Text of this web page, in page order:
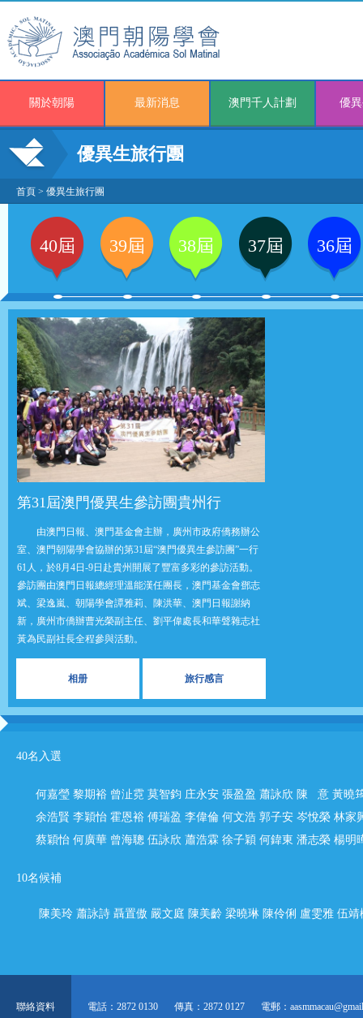
關於朝陽 最新消息 澳門千人計劃 優
優異生旅行團
首頁 > 優異生旅行團
40屆 39屆 38屆 37屆 36屆
第31屆澳門優異生參訪團貴州行
由澳門日報、澳門基金會主辦，廣州市政府僑務辦公
室、澳門朝陽學會協辦的第31屆“澳門優異生參訪團”一行
61人，於8月4日-9日赴貴州開展了豐富多彩的參訪活動。
參訪團由澳門日報總經理溫能漢任團長，澳門基金會鄧志
斌、梁逸嵐、朝陽學會譚雅莉、陳洪華、澳門日報謝納
新，廣州市僑辦曹光榮副主任、劉平偉處長和華聲雜志社
黃為民副社長全程參與活動。
相册 旅行感言
40名 入選
何嘉瑩 黎期裕 曾沚霓 莫智鈞 庄永安 張盈盈 蕭詠欣 陳 意 黃曉
余浩賢 李穎怡 霍恩裕 傅瑞盈 李偉倫 何文浩 郭子安 岑悅榮 林
蔡穎怡 何廣華 曾海聰 伍詠欣 蕭浩霖 徐子穎 何鍏東 潘志榮 楊
10名候補
陳美玲 蕭詠詩 聶置傲 嚴文庭 陳美齡 梁曉琳 陳伶俐 盧雯雅 伍
聯絡資料 電話：2872 0130 傳真：2872 0127 電郵：